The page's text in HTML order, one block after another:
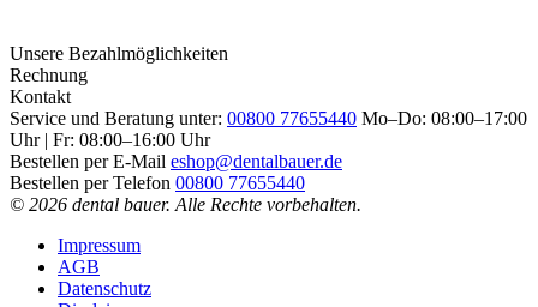
Unsere Bezahlmöglichkeiten
Rechnung
Kontakt
Service und Beratung unter: 00800 77655440 Mo–Do: 08:00–17:00
Uhr | Fr: 08:00–16:00 Uhr
Bestellen per E-Mail eshop@dentalbauer.de
Bestellen per Telefon 00800 77655440
© 2026 dental bauer. Alle Rechte vorbehalten.
Impressum
AGB
Datenschutz